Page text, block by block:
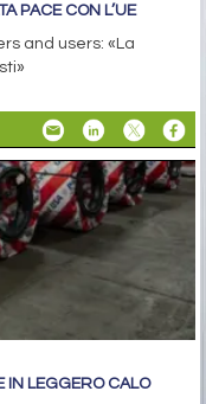
PACE CON L’UE
and users: «La
IN LEGGERO CALO